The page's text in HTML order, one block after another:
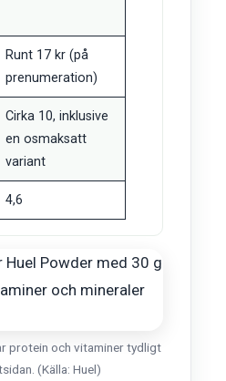
Runt 17 kr (på
prenumeration)
Cirka 10, inklusive
en osmaksatt
variant
4,6
protein och vitaminer tydligt
(Källa: Huel)